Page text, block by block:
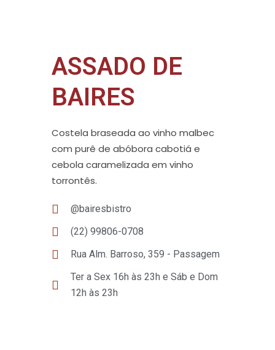
ASSADO DE
BAIRES
Costela braseada ao vinho malbec
com purê de abóbora cabotiá e
cebola caramelizada em vinho
torrontês.
@bairesbistro
‭(22) 99806-0708‬
Rua Alm. Barroso, 359 - Passagem
Ter a Sex 16h às 23h e Sáb e Dom
12h às 23h